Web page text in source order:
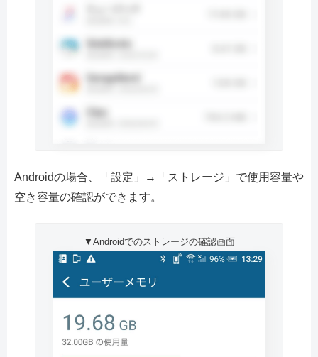
Androidの場合、「設定」→「ストレージ」で使用容量や
空き容量の確認ができます。
▼Androidでのストレージの確認画面